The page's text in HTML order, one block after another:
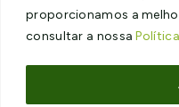
proporcionamos a
consultar a nossa